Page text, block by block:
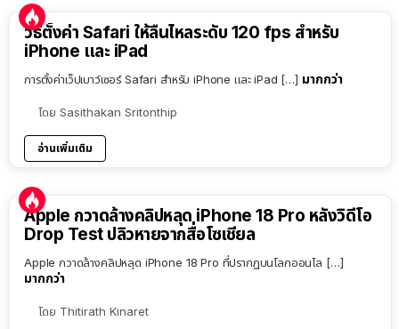
วิธีตั้งค่า Safari ให้ลื่นไหลระดับ 120 fps สำหรับ
iPhone และ iPad
การตั้งค่าเว็ปเบาว์เซอร์ Safari สำหรับ iPhone และ iPad […] มากกว่า
โดย Sasithakan Sritonthip
อ่านเพิ่มเติม
Apple กวาดล้างคลิปหลุด iPhone 18 Pro หลังวิดีโอ
Drop Test ปลิวหายจากสื่อโซเชียล
Apple กวาดล้างคลิปหลุด iPhone 18 Pro ที่ปรากฏบนโลกออนไล […]
มากกว่า
โดย Thitirath Kinaret